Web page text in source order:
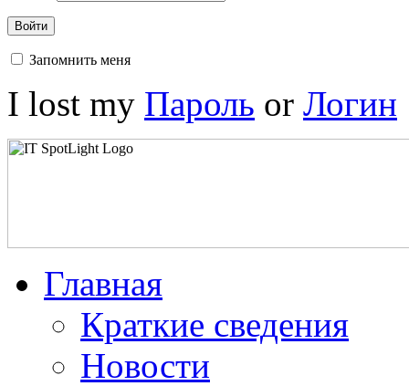
Войти
Запомнить меня
I lost my Пароль or Логин
Главная
Краткие сведения
Новости